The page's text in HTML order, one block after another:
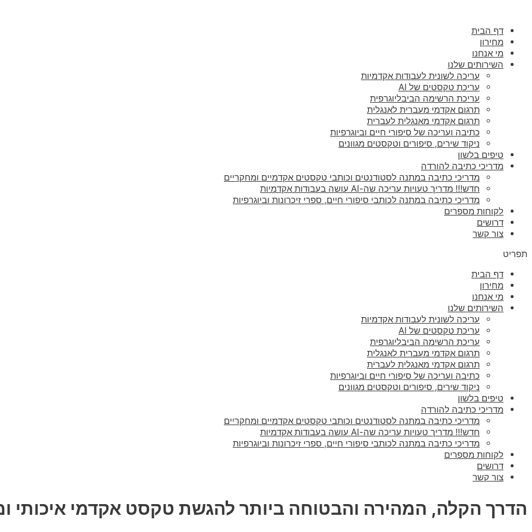
דף הבית
מחירון
מי אנחנו
השירותים שלנו
עריכה לשונית לעבודות אקדמיות
עריכת טקסטים של AI
עריכת הרשימה הביבליוגרפית
תרגום אקדמי מעברית לאנגלית
תרגום אקדמי מאנגלית לעברית
כתיבה ועריכה של סיפורי חיים וביוגרפיות
ניקוד שירים, סיפורים וטקסטים מגוונים
טיפים בלשון
מדריכי כתיבה להורדה
מדריכי כתיבה במתנה לסטודנטים וכותבי טקסטים אקדמיים ומחקריים
חדש!!! מדריך טעויות עריכה שה-AI עושה בעבודות אקדמיות
מדריכי כתיבה במתנה לכותבי סיפורי חיים, ספרי זיכרונות וביוגרפיות
לקוחות מספרים
דרושים
צור קשר
תפריט
דף הבית
מחירון
מי אנחנו
השירותים שלנו
עריכה לשונית לעבודות אקדמיות
עריכת טקסטים של AI
עריכת הרשימה הביבליוגרפית
תרגום אקדמי מעברית לאנגלית
תרגום אקדמי מאנגלית לעברית
כתיבה ועריכה של סיפורי חיים וביוגרפיות
ניקוד שירים, סיפורים וטקסטים מגוונים
טיפים בלשון
מדריכי כתיבה להורדה
מדריכי כתיבה במתנה לסטודנטים וכותבי טקסטים אקדמיים ומחקריים
חדש!!! מדריך טעויות עריכה שה-AI עושה בעבודות אקדמיות
מדריכי כתיבה במתנה לכותבי סיפורי חיים, ספרי זיכרונות וביוגרפיות
לקוחות מספרים
דרושים
צור קשר
הדרך הקלה, המהירה והבטוחה ביותר להגשת טקסט אקדמי איכותי